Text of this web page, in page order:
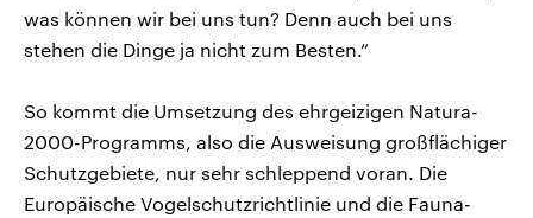
was können wir bei uns tun? Denn auch bei uns
stehen die Dinge ja nicht zum Besten.“
So kommt die Umsetzung des ehrgeizigen Natura-
2000-Programms, also die Ausweisung großflächiger
Schutzgebiete, nur sehr schleppend voran. Die
Europäische Vogelschutzrichtlinie und die Fauna-